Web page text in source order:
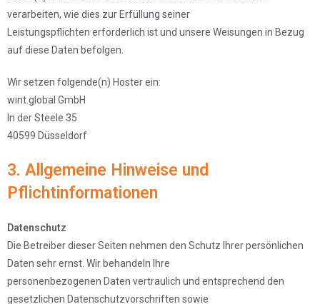
verarbeiten, wie dies zur Erfüllung seiner
Leistungspflichten erforderlich ist und unsere Weisungen in Bezug
auf diese Daten befolgen.
Wir setzen folgende(n) Hoster ein:
wint.global GmbH
In der Steele 35
40599 Düsseldorf
3. Allgemeine Hinweise und
Pflichtinformationen
Datenschutz
Die Betreiber dieser Seiten nehmen den Schutz Ihrer persönlichen
Daten sehr ernst. Wir behandeln Ihre
personenbezogenen Daten vertraulich und entsprechend den
gesetzlichen Datenschutzvorschriften sowie